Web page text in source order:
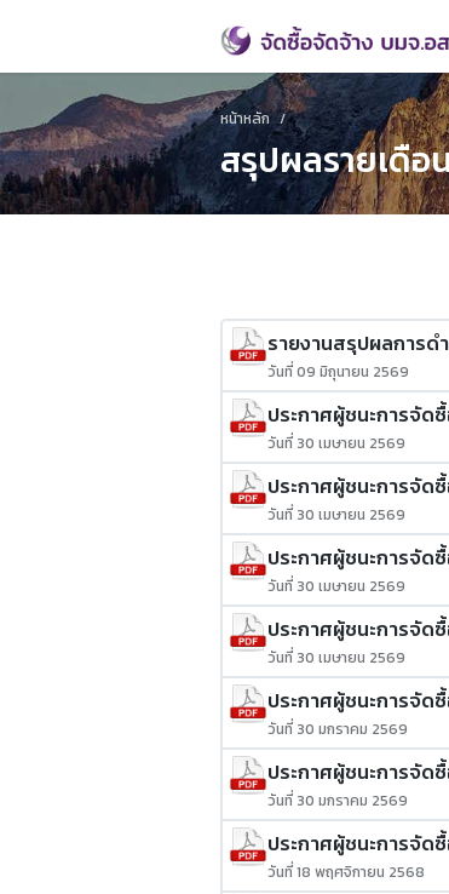
หน้าหลัก
สรุปผลรายเดื
รายงานสรุปผลการด
วันที่ 09 มิถุนายน 2569
ประกาศผู้ชนะการจัด
วันที่ 30 เมษายน 2569
ประกาศผู้ชนะการจัด
วันที่ 30 เมษายน 2569
ประกาศผู้ชนะการจัด
วันที่ 30 เมษายน 2569
ประกาศผู้ชนะการจัด
วันที่ 30 เมษายน 2569
ประกาศผู้ชนะการจั
วันที่ 30 มกราคม 2569
ประกาศผู้ชนะการจัด
วันที่ 30 มกราคม 2569
ประกาศผู้ชนะการจัด
วันที่ 18 พฤศจิกายน 2568